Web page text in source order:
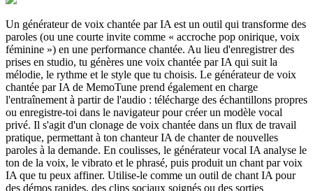
Un générateur de voix chantée par IA est un outil qui transforme des
paroles (ou une courte invite comme « accroche pop onirique, voix
féminine ») en une performance chantée. Au lieu d'enregistrer des
prises en studio, tu génères une voix chantée par IA qui suit la
mélodie, le rythme et le style que tu choisis. Le générateur de voix
chantée par IA de MemoTune prend également en charge
l'entraînement à partir de l'audio : télécharge des échantillons propres
ou enregistre-toi dans le navigateur pour créer un modèle vocal
privé. Il s'agit d'un clonage de voix chantée dans un flux de travail
pratique, permettant à ton chanteur IA de chanter de nouvelles
paroles à la demande. En coulisses, le générateur vocal IA analyse le
ton de la voix, le vibrato et le phrasé, puis produit un chant par voix
IA que tu peux affiner. Utilise-le comme un outil de chant IA pour
des démos rapides, des clips sociaux soignés ou des sorties